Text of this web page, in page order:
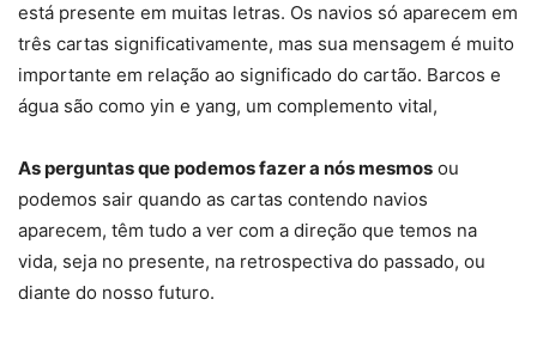
está presente em muitas letras. Os navios só aparecem em
três cartas significativamente, mas sua mensagem é muito
importante em relação ao significado do cartão. Barcos e
água são como yin e yang, um complemento vital,
As perguntas que podemos fazer a nós mesmos ou
podemos sair quando as cartas contendo navios
aparecem, têm tudo a ver com a direção que temos na
vida, seja no presente, na retrospectiva do passado, ou
diante do nosso futuro.